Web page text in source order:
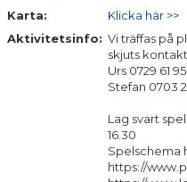
DOKUMENT
Karta:
Klicka här >>
Aktivitetsinfo: Vi träffas på
skjuts
Urs 0729 61
Stefan 0703
Lag svart
16.30
Spelschema
https://